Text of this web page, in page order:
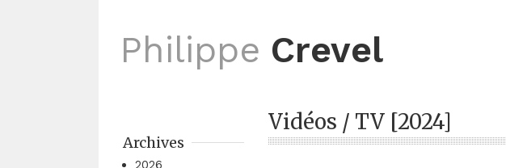
Philippe Crevel
Archives
2026
Vidéos / TV [2024]